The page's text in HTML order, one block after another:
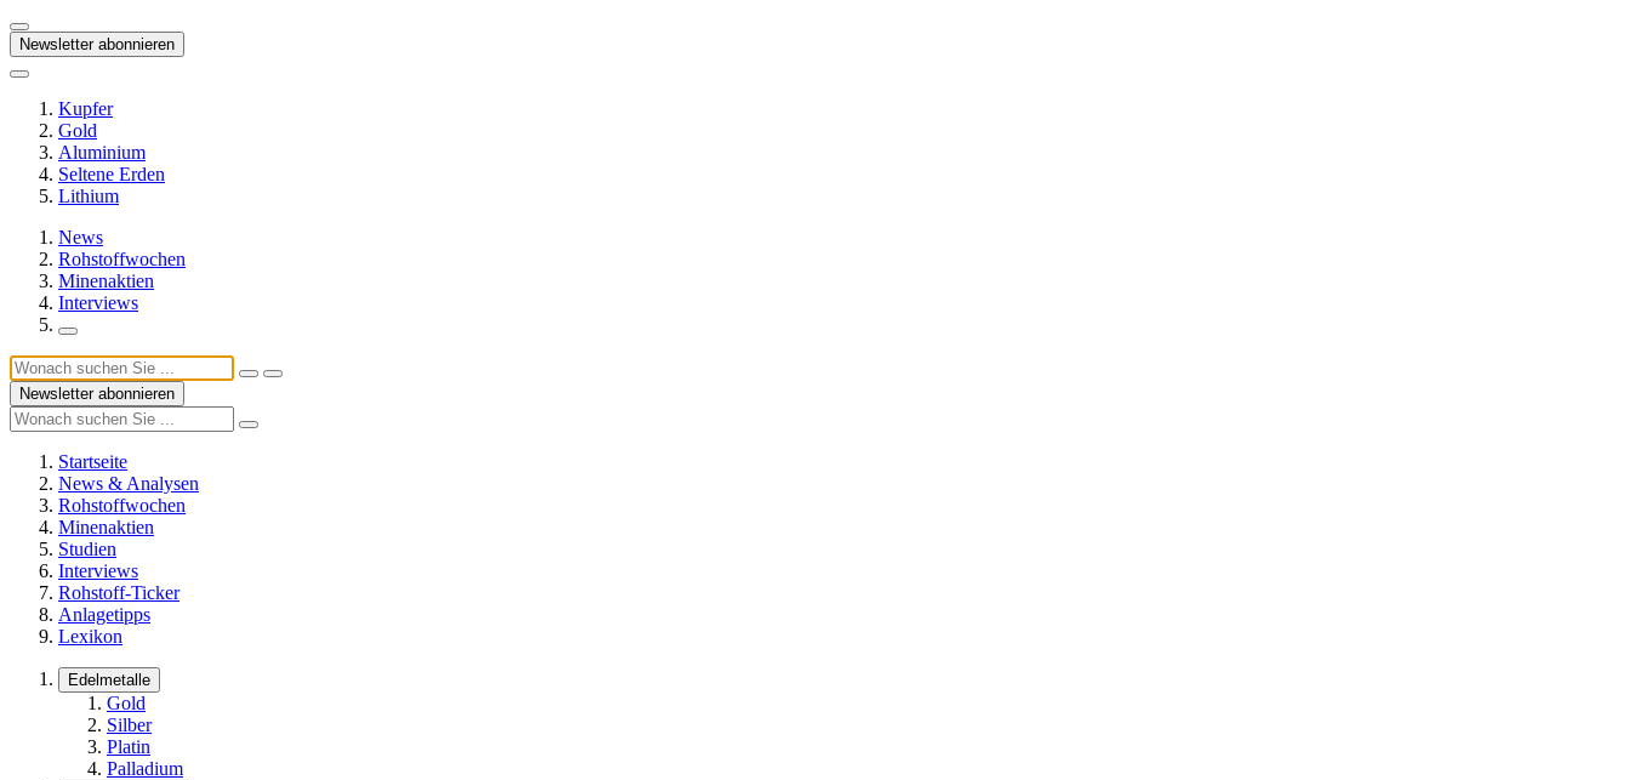
Newsletter abonnieren
Kupfer
Gold
Aluminium
Seltene Erden
Lithium
News
Rohstoffwochen
Minenaktien
Interviews
Newsletter abonnieren
Startseite
News & Analysen
Rohstoffwochen
Minenaktien
Studien
Interviews
Rohstoff-Ticker
Anlagetipps
Lexikon
Edelmetalle
Gold
Silber
Platin
Palladium